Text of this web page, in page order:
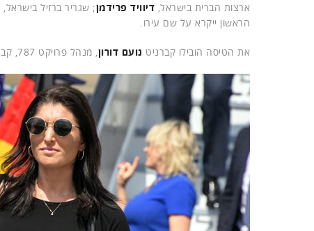
ארצות הברית בישראל, דיוויד פרידמן; שגריר ברזיל בישראל,
הראשון ייקרא על שם עירו.
את הטיסה הובילו קברניט נועם דורון, מנהל פרויקט 787, קברניט